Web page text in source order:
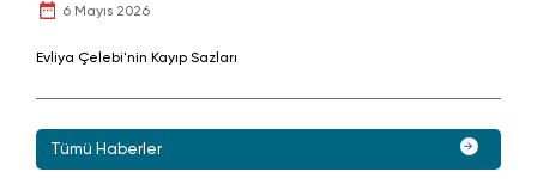
6 Mayıs 2026
Evliya Çelebi'nin Kayıp Sazları
Tümü Haberler